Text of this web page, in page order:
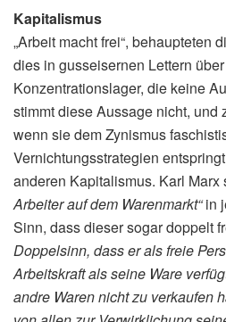
Kapitalismus
„Arbeit macht frei“, behaupteten
dies in gusseisernen Lettern
Konzentrationslager, die keine
stimmt diese Aussage nicht, und
wenn sie dem Zynismus
Vernichtungsstrategien
anderen Kapitalismus. Karl Marx
Arbeiter auf dem Warenmarkt“in
Sinn, dass dieser sogar doppelt
Doppelsinn, dass er als freie
Arbeitskraft als seine Ware
andre Waren nicht zu verkaufen